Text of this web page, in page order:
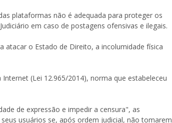
plataformas não é adequada para proteger os
em caso de postagens ofensivas e ilegais.
atacar o Estado de Direito, a incolumidade física
(Lei 12.965/2014), norma que estabeleceu
de expressão e impedir a censura", as
usuários se, após ordem judicial, não tomarem